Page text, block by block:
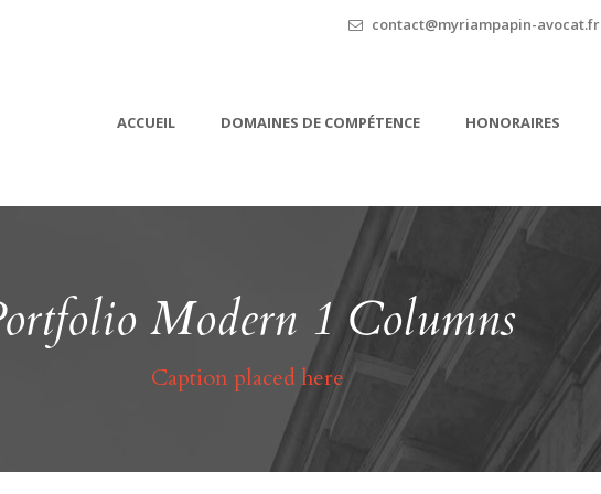
contact@myriampapin-avocat.fr
ACCUEIL DOMAINES DE COMPÉTENCE HONORAIRES
Modern 1 Columns
Caption placed here